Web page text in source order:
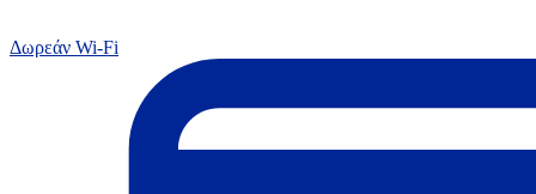
Δωρεάν Wi-Fi